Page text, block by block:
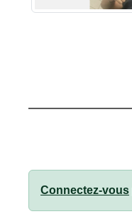
Connectez-vous